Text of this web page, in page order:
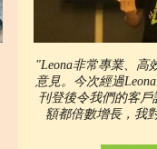
"Leona非常專業、高
意見。今次經過
刊登後令我們的客
額都倍數增長，我